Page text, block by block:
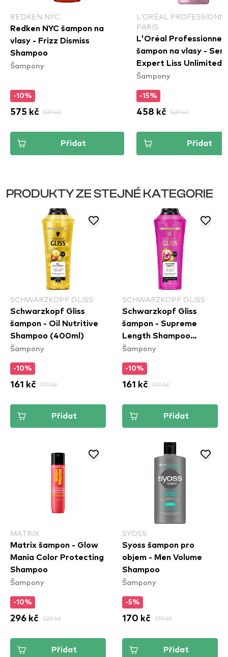
REDKEN NYC
Redken NYC šampon na
vlasy - Frizz Dismiss
Shampoo
Šampony
-10%
575 kč 639 kč
Přidat
L'ORÉAL
PARIS
L'Oréal Professionnel
šampon na vlasy -
Expert Liss Unlimited
Shampoo
Šampony
-15%
458 kč 539 kč
Přidat
PRODUKTY ZE STEJNÉ KATEGORIE
SCHWARZKOPF GLISS
Schwarzkopf Gliss
šampon - Oil Nutritive
Shampoo (400ml)
Šampony
-10%
161 kč 179 kč
Přidat
SCHWARZKOPF GLISS
Schwarzkopf Gliss
šampon - Supreme
Length Shampoo
(400ml)
Šampony
-10%
161 kč 179 kč
Přidat
MATRIX
Matrix šampon - Glow
Mania Color Protecting
Shampoo
Šampony
-10%
296 kč 329 kč
Přidat
SYOSS
Syoss šampon pro
objem - Men Volume
Shampoo
Šampony
-5%
170 kč 179 kč
Přidat